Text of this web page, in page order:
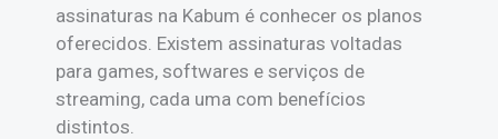
assinaturas na Kabum é conhecer os planos
oferecidos. Existem assinaturas voltadas
para games, softwares e serviços de
streaming, cada uma com benefícios
distintos.